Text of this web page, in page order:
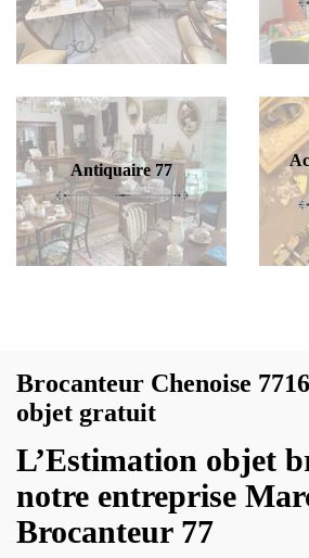
Antiquaire 77
Brocanteur Chenoise
objet gratuit
L’Estimation objet
notre entreprise
Brocanteur 77